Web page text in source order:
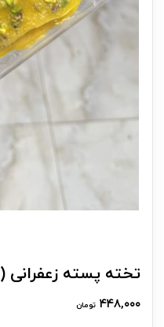
تخته پسته زعفرانی (۴۰۰ گرم)
۴۴۸,۰۰۰ تومان